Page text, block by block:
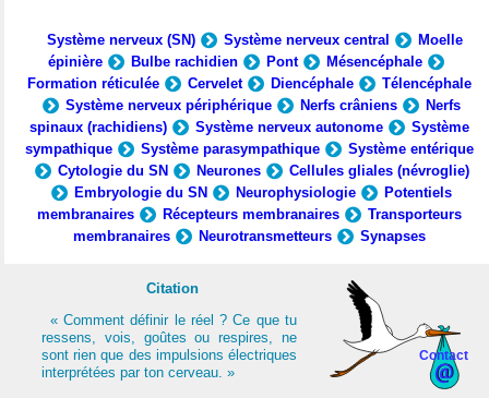
Système nerveux (SN) Système nerveux central
Moelle
épinière
Bulbe rachidien Pont
Mésencéphale
Formation réticulée
Cervelet Diencéphale
Télencéphale
Système nerveux périphérique
Nerfs crâniens
Nerfs
spinaux (rachidiens)
Système nerveux autonome
Système
sympathique
Système parasympathique
Système entérique
Cytologie du SN
Neurones
Cellules gliales (névroglie)
Embryologie du SN
Neurophysiologie
Potentiels
membranaires
Récepteurs membranaires
Transporteurs
membranaires
Neurotransmetteurs Synapses
Contact
Citation
« Comment définir le réel ? Ce que tu
ressens, vois, goûtes ou respires, ne
sont rien que des impulsions électriques
interprétées par ton cerveau. »